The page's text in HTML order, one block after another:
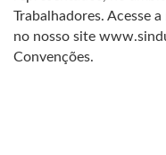
Trabalhadores. Acesse
no nosso site
Convenções.